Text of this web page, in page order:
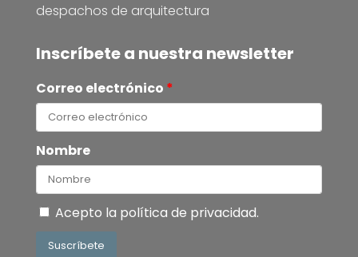
despachos de arquitectura
Inscríbete a nuestra newsletter
Correo electrónico *
Nombre
Acepto la política de privacidad.
Suscríbete